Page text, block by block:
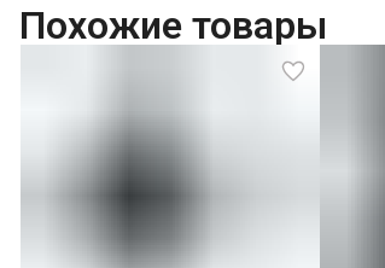
Похожие товары